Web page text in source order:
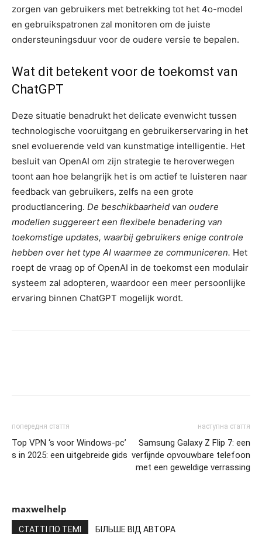
zorgen van gebruikers met betrekking tot het 4o-model
en gebruikspatronen zal monitoren om de juiste
ondersteuningsduur voor de oudere versie te bepalen.
Wat dit betekent voor de toekomst van
ChatGPT
Deze situatie benadrukt het delicate evenwicht tussen
technologische vooruitgang en gebruikerservaring in het
snel evoluerende veld van kunstmatige intelligentie. Het
besluit van OpenAI om zijn strategie te heroverwegen
toont aan hoe belangrijk het is om actief te luisteren naar
feedback van gebruikers, zelfs na een grote
productlancering. De beschikbaarheid van oudere
modellen suggereert een flexibele benadering van
toekomstige updates, waarbij gebruikers enige controle
hebben over het type AI waarmee ze communiceren. Het
roept de vraag op of OpenAI in de toekomst een modulair
systeem zal adopteren, waardoor een meer persoonlijke
ervaring binnen ChatGPT mogelijk wordt.
попередня стаття
Top VPN ‘s voor Windows-pc’
s in 2025: een uitgebreide gids
наступна стаття
Samsung Galaxy Z Flip 7: een
verfijnde opvouwbare telefoon
met een geweldige verrassing
maxwelhelp
СТАТТІ ПО ТЕМІ БІЛЬШЕ ВІД АВТОРА